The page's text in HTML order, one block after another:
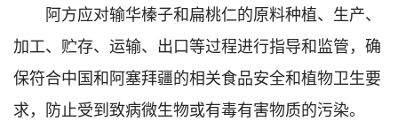
阿方应对输华榛子和扁桃仁的原料种植、生产、
加工、贮存、运输、出口等过程进行指导和监管，确
保符合中国和阿塞拜疆的相关食品安全和植物卫生要
求，防止受到致病微生物或有毒有害物质的污染。